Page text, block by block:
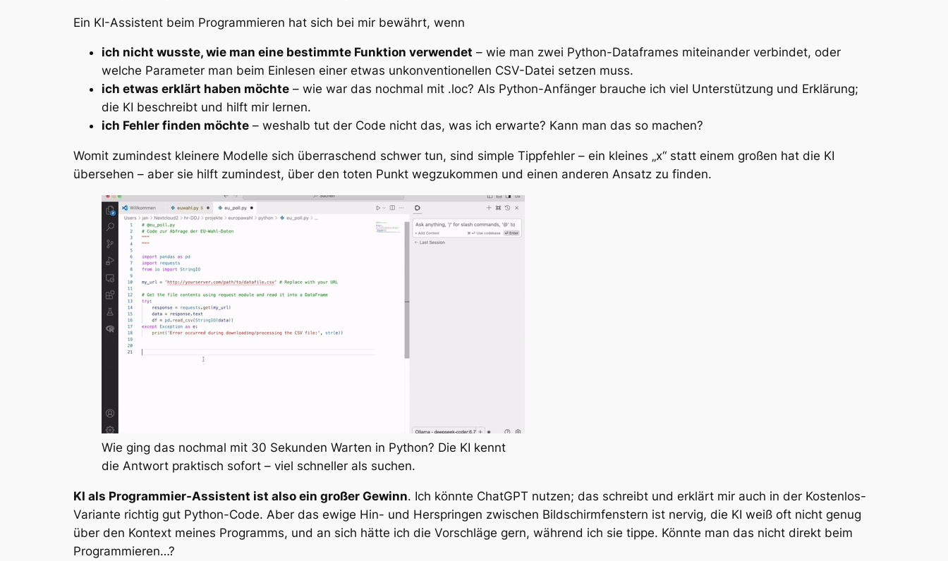
Ein KI-Assistent beim Programmieren hat sich bei mir bewährt, wenn
ich nicht wusste, wie man eine bestimmte Funktion verwendet – wie man zwei Python-Dataframes miteinander verbindet, oder
welche Parameter man beim Einlesen einer etwas unkonventionellen CSV-Datei setzen muss.
ich etwas erklärt haben möchte – wie war das nochmal mit .loc? Als Python-Anfänger brauche ich viel Unterstützung und Erklärung;
die KI beschreibt und hilft mir lernen.
ich Fehler finden möchte – weshalb tut der Code nicht das, was ich erwarte? Kann man das so machen?
Womit zumindest kleinere Modelle sich überraschend schwer tun, sind simple Tippfehler – ein kleines „x“ statt einem großen hat die KI
übersehen – aber sie hilft zumindest, über den toten Punkt wegzukommen und einen anderen Ansatz zu finden.
Wie ging das nochmal mit 30 Sekunden Warten in Python? Die KI kennt
die Antwort praktisch sofort – viel schneller als suchen.
KI als Programmier-Assistent ist also ein großer Gewinn. Ich könnte ChatGPT nutzen; das schreibt und erklärt mir auch in der Kostenlos-
Variante richtig gut Python-Code. Aber das ewige Hin- und Herspringen zwischen Bildschirmfenstern ist nervig, die KI weiß oft nicht genug
über den Kontext meines Programms, und an sich hätte ich die Vorschläge gern, während ich sie tippe. Könnte man das nicht direkt beim
Programmieren…?